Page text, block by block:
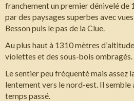
franchement un premier dénivelé de
par des paysages superbes avec
Besson puis le pas de la Clue.
Au plus haut à 1310 mètres
violettes et des sous-bois ombragés.
Le sentier peu fréquenté mais assez
lentement vers le nord-est. Il
temps passé.